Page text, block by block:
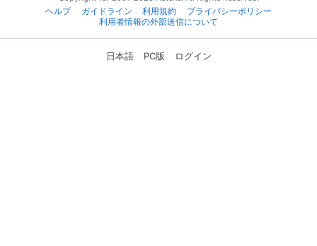
ヘルプ
ガイドライン 利用規約
プライバシーポリシー
利用者情報の外部送信について
日本語 PC版 ログイン